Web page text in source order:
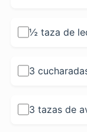
½ taza de
3
3 tazas de